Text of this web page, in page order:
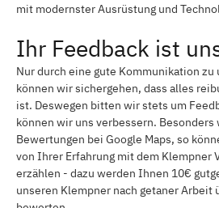
mit modernster Ausrüstung und
Ihr Feedback ist
Nur durch eine gute Kommunikation zu
können wir sichergehen, dass alles
ist. Deswegen bitten wir stets um
können wir uns verbessern. Besonders
Bewertungen bei Google Maps, so
von Ihrer Erfahrung mit dem Klempner
erzählen - dazu werden Ihnen 10€
unseren Klempner nach getaner Arbeit